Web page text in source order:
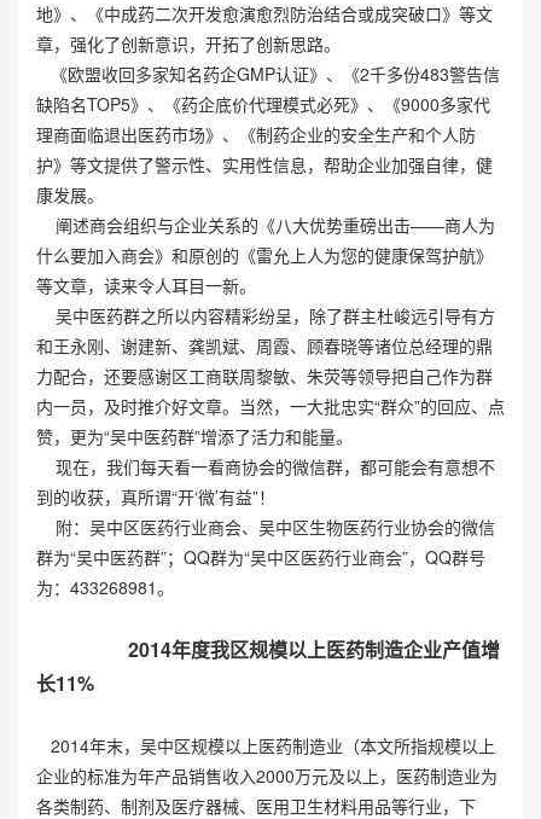
地》、《中成药二次开发愈演愈烈防治结合或成突破口》等文
章，强化了创新意识，开拓了创新思路。
《欧盟收回多家知名药企GMP认证》、《2千多份483警告信
缺陷名TOP5》、《药企底价代理模式必死》、《9000多家代
理商面临退出医药市场》、《制药企业的安全生产和个人防
护》等文提供了警示性、实用性信息，帮助企业加强自律，健
康发展。
阐述商会组织与企业关系的《八大优势重磅出击——商人为
什么要加入商会》和原创的《雷允上人为您的健康保驾护航》
等文章，读来令人耳目一新。
吴中医药群之所以内容精彩纷呈，除了群主杜峻远引导有方
和王永刚、谢建新、龚凯斌、周霞、顾春晓等诸位总经理的鼎
力配合，还要感谢区工商联周黎敏、朱荧等领导把自己作为群
内一员，及时推介好文章。当然，一大批忠实“群众”的回应、点
赞，更为“吴中医药群”增添了活力和能量。
现在，我们每天看一看商协会的微信群，都可能会有意想不
到的收获，真所谓“开‘微’有益”！
附：吴中区医药行业商会、吴中区生物医药行业协会的微信
群为“吴中医药群”；QQ群为“吴中区医药行业商会”，QQ群号
为：433268981。
2014年度我区规模以上医药制造企业产值增
长11%
2014年末，吴中区规模以上医药制造业（本文所指规模以上
企业的标准为年产品销售收入2000万元及以上，医药制造业为
各类制药、制剂及医疗器械、医用卫生材料用品等行业，下